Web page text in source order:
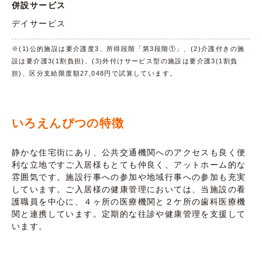
併設サービス
デイサービス
※(1)公的施設は要介護度3、所得段階「第3段階①」、(2)介護付きの施
設は要介護3(1割負担)、(3)外付けサービス型の施設は要介護3(1割負
担)、区分支給限度額27,048円で試算しています。
いろえんぴつの特徴
静かな住宅街にあり、公共交通機関へのアクセスも良く便
利な立地ですご入居様もとても仲良く、アットホーム的な
雰囲気です。施設行事への参加や地域行事への参加も充実
しています。ご入居様の健康管理においては、当施設の看
護職員を中心に、４ヶ所の医療機関と２ケ所の歯科医療機
関と連携しています。定期的な往診や健康管理を支援して
います。